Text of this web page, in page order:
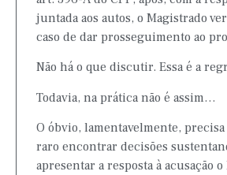
juntada aos autos, o Magistrado
caso de dar prosseguimento ao
Não há o que discutir. Essa é a
Todavia, na prática não é assim…
O óbvio, lamentavelmente,
raro encontrar decisões
apresentar a resposta à acusação